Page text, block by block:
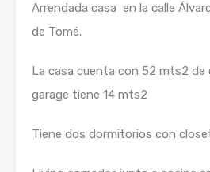
Arrendada casa en la calle
de Tomé.
La casa cuenta con 52 mts2 de
garage tiene 14 mts2
Tiene dos dormitorios con